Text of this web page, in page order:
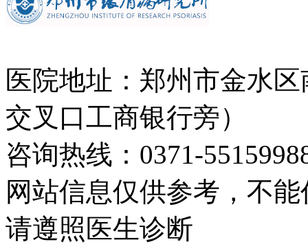
医院地址：郑州市金水
交叉口工商银行旁）
咨询热线：0371-
网站信息仅供参考，不
请遵照医生诊断